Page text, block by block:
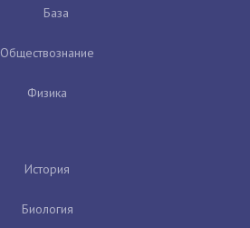
База
Обществознание
Физика
История
Биология